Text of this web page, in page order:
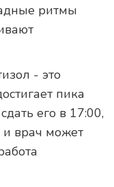
ритмы
- это
пика
его в 17:00,
и врач может